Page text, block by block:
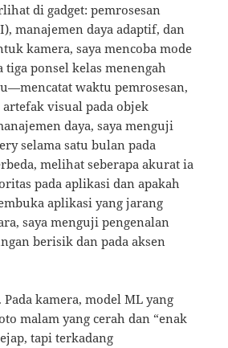
di gadget: pemrosesan
manajemen daya adaptif, dan
kamera, saya mencoba mode
tiga ponsel kelas menengah
waktu pemrosesan,
visual pada objek
daya, saya menguji
selama satu bulan pada
melihat seberapa akurat ia
pada aplikasi dan apakah
aplikasi yang jarang
saya menguji pengenalan
berisik dan pada aksen
kamera, model ML yang
malam yang cerah dan “enak
tapi terkadang